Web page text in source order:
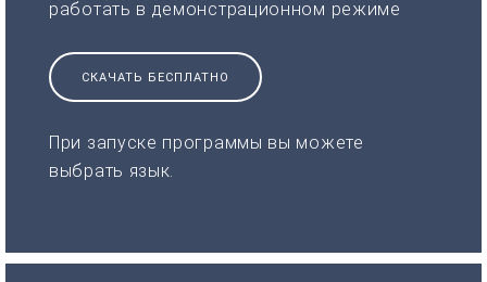
работать в демонстрационном режиме
СКАЧАТЬ БЕСПЛАТНО
При запуске программы вы можете
выбрать язык.